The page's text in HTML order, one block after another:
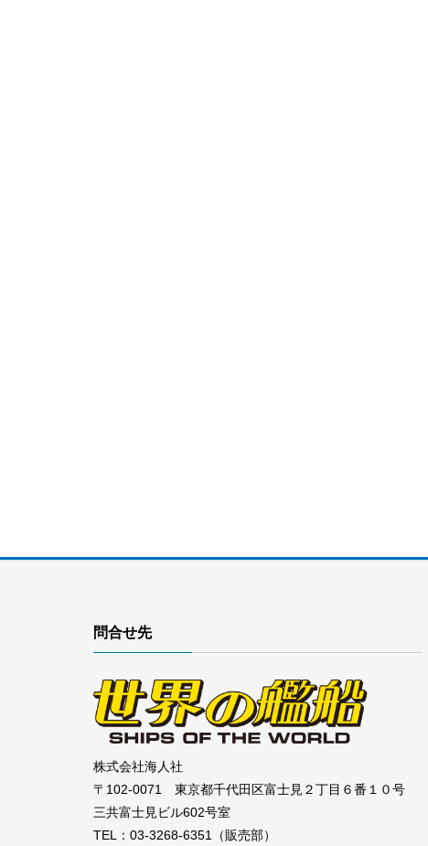
問合せ先
株式会社海人社
〒102-0071 東京都千代田区富士見２丁目６番１０号
三共富士見ビル602号室
TEL：03-3268-6351（販売部）